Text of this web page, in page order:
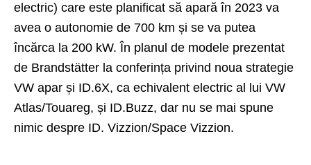
electric) care este planificat să apară în 2023 va
avea o autonomie de 700 km și se va putea
încărca la 200 kW. În planul de modele prezentat
de Brandstätter la conferința privind noua strategie
VW apar și ID.6X, ca echivalent electric al lui VW
Atlas/Touareg, și ID.Buzz, dar nu se mai spune
nimic despre ID. Vizzion/Space Vizzion.